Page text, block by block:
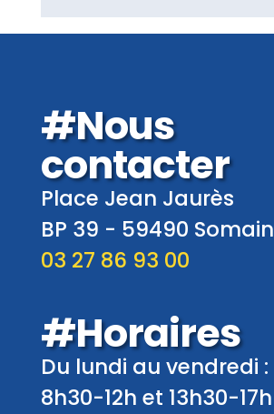
#Nous
contacter
Place Jean Jaurès
BP 39 - 59490 Somain
03 27 86 93 00
#Horaires
Du lundi au vendredi :
8h30-12h et 13h30-17h